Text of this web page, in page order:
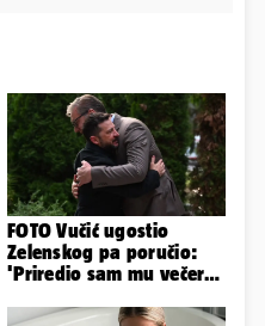
FOTO Vučić ugostio
Zelenskog pa poručio:
'Priredio sam mu večeru